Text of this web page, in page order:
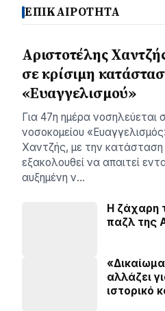
ΕΠΙΚΑΙΡΟΤΗΤΑ
Αριστοτέλης
σε κρίσιμη
«Ευαγγελισμού»
Για 47η ημέρα
νοσοκομείου
Χαντζής, με την κατάσταση
εξακολουθεί να απαιτεί
αυξημένη ν…
Η ζάχαρη
παζλ της
αλλάζει
ιστορικό